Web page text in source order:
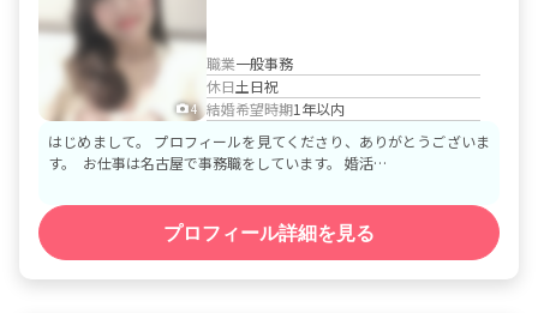
4
職業一般事務
休日土日祝
結婚希望時期1年以内
はじめまして。 プロフィールを見てくださり、ありがとうございま
す。 お仕事は名古屋で事務職をしています。 婚活…
プロフィール詳細を見る